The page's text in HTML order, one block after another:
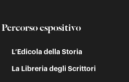
Percorso espositivo
L’Edicola della Storia
La Libreria degli Scrittori